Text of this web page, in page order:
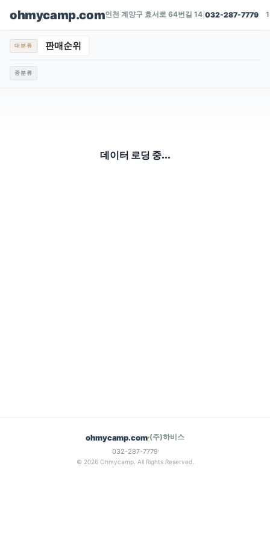
ohmycamp.com인천 계양구 효서로 64번길 14 |032-287-7779
대분류 판매순위
중분류
데이터 로딩 중...
ohmycamp.com (주)하비스
032-287-7779
© 2026 Ohmycamp. All Rights Reserved.